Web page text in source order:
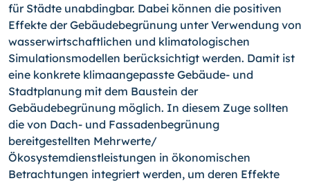
für Städte unabdingbar. Dabei können die positiven
Effekte der Gebäudebegrünung unter Verwendung von
wasserwirtschaftlichen und klimatologischen
Simulationsmodellen berücksichtigt werden. Damit ist
eine konkrete klimaangepasste Gebäude- und
Stadtplanung mit dem Baustein der
Gebäudebegrünung möglich. In diesem Zuge sollten
die von Dach- und Fassadenbegrünung
bereitgestellten Mehrwerte/
Ökosystemdienstleistungen in ökonomischen
Betrachtungen integriert werden, um deren Effekte